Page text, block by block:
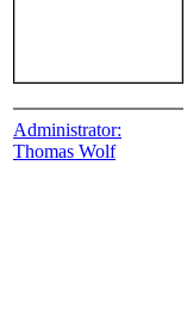
Administrator:
Thomas Wolf